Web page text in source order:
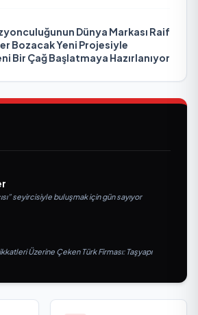
Dünya Markası Raif
Bozacak Yeni Projesiyle
Bir Çağ Başlatmaya Hazırlanıyor
seyircisiyle buluşmak için gün sayıyor
Üzerine Çeken Türk Firması: Taşyapı